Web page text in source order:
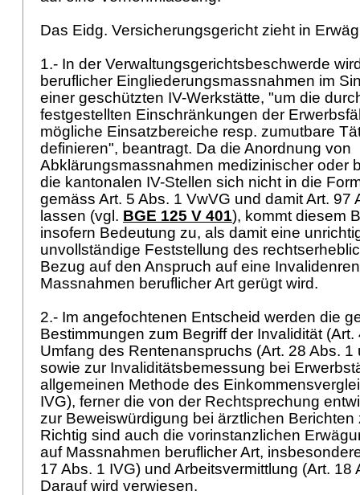
Das Eidg. Versicherungsgericht zieht in
1.- In der Verwaltungsgerichtsbeschwerde
beruflicher Eingliederungsmassnahmen im
einer geschützten IV-Werkstätte, "um die
festgestellten Einschränkungen der
mögliche Einsatzbereiche resp. zumutbare
definieren", beantragt. Da die Anordnung von
Abklärungsmassnahmen medizinischer oder
die kantonalen IV-Stellen sich nicht in die
gemäss Art. 5 Abs. 1 VwVG und damitArt. 97
lassen (vgl. BGE 125 V 401), kommt diesem
insofern Bedeutung zu, als damit eine
unvollständige Feststellung des
Bezug auf den Anspruch auf eine
Massnahmen beruflicher Art gerügt wird.
2.- Im angefochtenen Entscheid werden die
Bestimmungen zum Begriff der Invalidität (Art.
Umfang des Rentenanspruchs (Art. 28 Abs. 1
sowie zur Invaliditätsbemessung bei
allgemeinen Methode des
IVG), ferner die von der Rechtsprechung
zur Beweiswürdigung bei ärztlichen Berichten
Richtig sind auch die vorinstanzlichen
auf Massnahmen beruflicher Art,
17 Abs. 1 IVG) und Arbeitsvermittlung (Art. 18
Darauf wird verwiesen.